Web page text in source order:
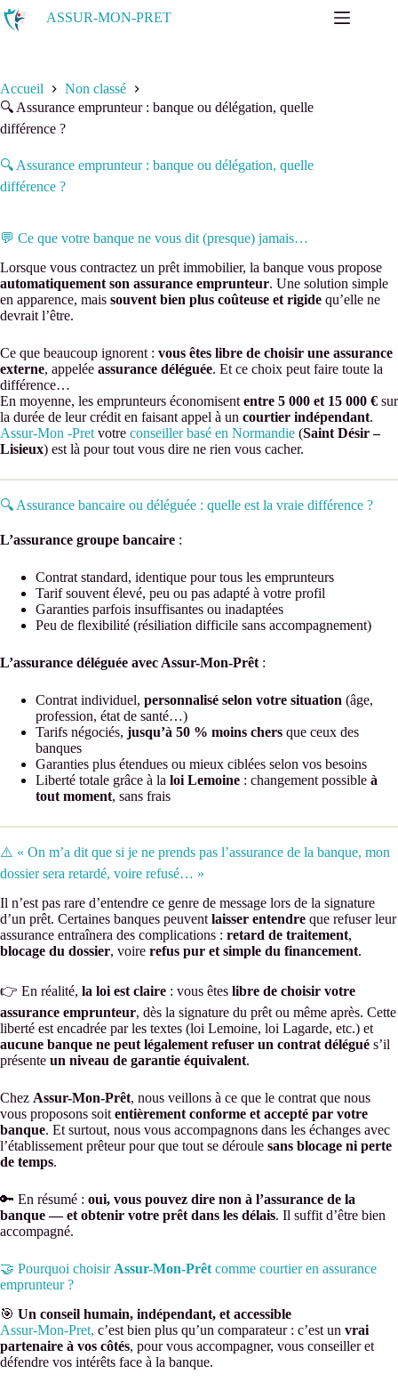
Passer
au
ASSUR-MON-PRET
Accueil
Non classé
🔍 Assurance emprunteur : banque ou délégation, quelle
différence ?
🔍 Assurance emprunteur : banque ou délégation, quelle
différence ?
💬 Ce que votre banque ne vous dit (presque) jamais…
Lorsque vous contractez un prêt immobilier, la banque vous propose
automatiquement son assurance emprunteur. Une solution simple
en apparence, mais souvent bien plus coûteuse et rigide qu’elle ne
devrait l’être.
Ce que beaucoup ignorent : vous êtes libre de choisir une assurance
externe, appelée assurance déléguée. Et ce choix peut faire toute la
différence…
En moyenne, les emprunteurs économisent entre 5 000 et 15 000 € sur
la durée de leur crédit en faisant appel à un courtier indépendant.
Assur-Mon -Pret votre conseiller basé en Normandie (Saint Désir –
Lisieux) est là pour tout vous dire ne rien vous cacher.
🔍 Assurance bancaire ou déléguée : quelle est la vraie différence ?
L’assurance groupe bancaire :
Contrat standard, identique pour tous les emprunteurs
Tarif souvent élevé, peu ou pas adapté à votre profil
Garanties parfois insuffisantes ou inadaptées
Peu de flexibilité (résiliation difficile sans accompagnement)
L’assurance déléguée avec Assur-Mon-Prêt :
Contrat individuel, personnalisé selon votre situation (âge,
profession, état de santé…)
Tarifs négociés, jusqu’à 50 % moins chers que ceux des
banques
Garanties plus étendues ou mieux ciblées selon vos besoins
Liberté totale grâce à la loi Lemoine : changement possible à
tout moment, sans frais
⚠️ « On m’a dit que si je ne prends pas l’assurance de la banque, mon
dossier sera retardé, voire refusé… »
Il n’est pas rare d’entendre ce genre de message lors de la signature
d’un prêt. Certaines banques peuvent laisser entendre que refuser leur
assurance entraînera des complications : retard de traitement,
blocage du dossier, voire refus pur et simple du financement.
👉 En réalité, la loi est claire : vous êtes libre de choisir votre
assurance emprunteur, dès la signature du prêt ou même après. Cette
liberté est encadrée par les textes (loi Lemoine, loi Lagarde, etc.) et
aucune banque ne peut légalement refuser un contrat délégué s’il
présente un niveau de garantie équivalent.
Chez Assur-Mon-Prêt, nous veillons à ce que le contrat que nous
vous proposons soit entièrement conforme et accepté par votre
banque. Et surtout, nous vous accompagnons dans les échanges avec
l’établissement prêteur pour que tout se déroule sans blocage ni perte
de temps.
🔑 En résumé : oui, vous pouvez dire non à l’assurance de la
banque — et obtenir votre prêt dans les délais. Il suffit d’être bien
accompagné.
🤝 Pourquoi choisir Assur-Mon-Prêt comme courtier en assurance
emprunteur ?
🎯 Un conseil humain, indépendant, et accessible
Assur-Mon-Pret, c’est bien plus qu’un comparateur : c’est un vrai
partenaire à vos côtés, pour vous accompagner, vous conseiller et
défendre vos intérêts face à la banque.